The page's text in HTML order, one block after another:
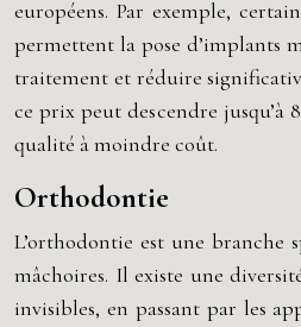
européens. Par exemple,
permettent la pose d’implants
traitement et réduire
ce prix peut descendre
qualité à moindre coût.
Orthodontie
L’orthodontie est une branche
mâchoires. Il existe une
invisibles, en passant par les